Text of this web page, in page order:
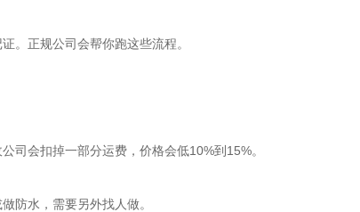
。正规公司会帮你跑这些流程。
司会扣掉一部分运费，价格会低10%到15%。
防水，需要另外找人做。